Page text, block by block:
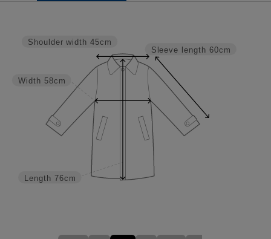
Sleeve length 60cm
Length 76cm
Width 58cm
Shoulder width 45cm